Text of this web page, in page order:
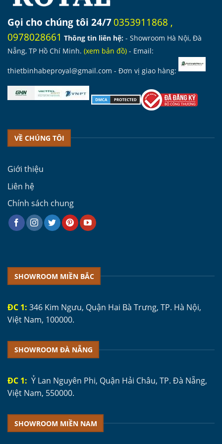
Gọi cho chúng tôi 24/70353911868 ,
0978028661 Thông tin liên hệ: - Showroom Hà Nội, Đà
Nẵng, TP Hồ Chí Minh. (xem bản đồ) - Email:
thietbinhabeproyal@gmail.com - Đơn vị giao hàng:
VỀ CHÚNG TÔI
Giới thiệu
Liên hệ
Chính sách chung
SHOWROOM MIỀN BẮC
ĐC 1: 346 Kim Ngưu, Quận Hai Bà Trưng, TP. Hà Nội,
Việt Nam, 100000.
SHOWROOM ĐÀ NẴNG
ĐC 1: Ỷ Lan Nguyên Phi, Quận Hải Châu, TP. Đà Nẵng,
Việt Nam, 550000.
SHOWROOM MIỀN NAM